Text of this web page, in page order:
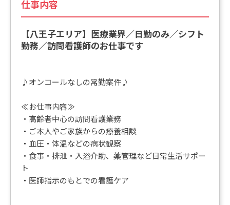
仕事内容
【八王子エリア】医療業界／日勤のみ／シフト
勤務／訪問看護師のお仕事です
♪オンコールなしの常勤案件♪
≪お仕事内容≫
・高齢者中心の訪問看護業務
・ご本人やご家族からの療養相談
・血圧・体温などの病状観察
・食事・排泄・入浴介助、薬管理など日常生活サポー
ト
・医師指示のもとでの看護ケア